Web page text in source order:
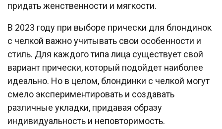
придать женственности и мягкости.
В 2023 году при выборе прически для блондинок
с челкой важно учитывать свои особенности и
стиль. Для каждого типа лица существует свой
вариант прически, который подойдет наиболее
идеально. Но в целом, блондинки с челкой могут
смело экспериментировать и создавать
различные укладки, придавая образу
индивидуальность и неповторимость.